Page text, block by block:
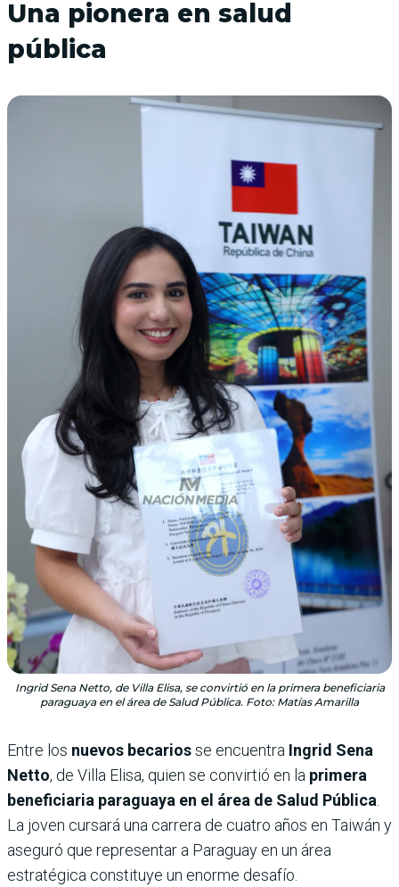
Una pionera en salud
pública
Ingrid Sena Netto, de Villa Elisa, se convirtió en la primera beneficiaria
paraguaya en el área de Salud Pública. Foto: Matías Amarilla
Entre los nuevos becariosse encuentra Ingrid Sena
Netto, de Villa Elisa, quien se convirtió en la primera
beneficiaria paraguaya en el área de Salud Pública.
La joven cursará una carrera de cuatro años en Taiwán y
aseguró que representar a Paraguay en un área
estratégica constituye un enorme desafío.